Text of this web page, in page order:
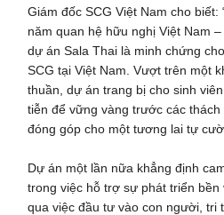
Giám đốc SCG Việt Nam cho biết:
năm quan hệ hữu nghị Việt Nam
dự án Sala Thai là minh chứng
SCG tại Việt Nam. Vượt trên một
thuần, dự án trang bị cho sinh
tiễn để vững vàng trước các
đóng góp cho một tương lai tự
Dự án một lần nữa khẳng định
trong việc hỗ trợ sự phát triển bền
qua việc đầu tư vào con người, tri